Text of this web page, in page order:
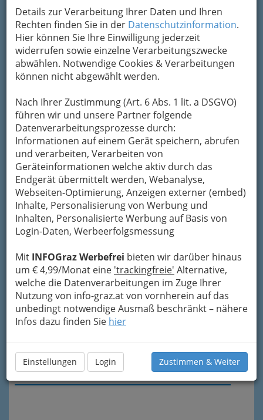
Details zur Verarbeitung Ihrer Daten und Ihren
Rechten finden Sie in der Datenschutzinformation.
Hier können Sie Ihre Einwilligung jederzeit
widerrufen sowie einzelne Verarbeitungszwecke
abwählen. Notwendige Cookies & Verarbeitungen
können nicht abgewählt werden.
Nach Ihrer Zustimmung (Art. 6 Abs. 1 lit. a DSGVO)
führen wir und unsere Partner folgende
Datenverarbeitungsprozesse durch:
Informationen auf einem Gerät speichern, abrufen
und verarbeiten, Verarbeiten von
Geräteinformationen welche aktiv durch das
Endgerät übermittelt werden, Webanalyse,
Webseiten-Optimierung, Anzeigen externer (embed)
Inhalte, Personalisierung von Werbung und
Inhalten, Personalisierte Werbung auf Basis von
Login-Daten, Werbeerfolgsmessung
Mit INFOGraz Werbefrei bieten wir darüber hinaus
um € 4,99/Monat eine 'trackingfreie' Alternative,
welche die Datenverarbeitungen im Zuge Ihrer
Nutzung von info-graz.at von vornherein auf das
unbedingt notwendige Ausmaß beschränkt – nähere
Infos dazu finden Sie hier
Einstellungen Login Zustimmen & Weiter
Um die Info-Graz Firmenvor Spam-Mails zu
bewahren, verwenden wir an dieser Stelle zur
Übermittlung Ihrer Nachricht ein sicheres
Formular. Ihre Nachricht wird nach dem
Absenden umgehend per Mail an das
Unternehmen Ing. Christian Hold weitergeleitet.
Meine Email Adresse
Mein Betreff
Meine Nachricht
Meine Nachricht senden